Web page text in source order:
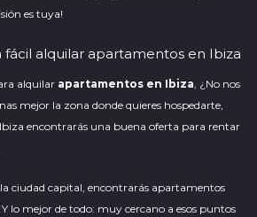
es tuya!
fácil alquilar apartamentos en Ibiza
alquilar apartamentos en Ibiza, ¿No nos
mejor la zona donde quieres hospedarte,
encontrarás una buena oferta para rentar
ciudad capital, encontrarás apartamentos
lo mejor de todo: muy cercano a esos puntos